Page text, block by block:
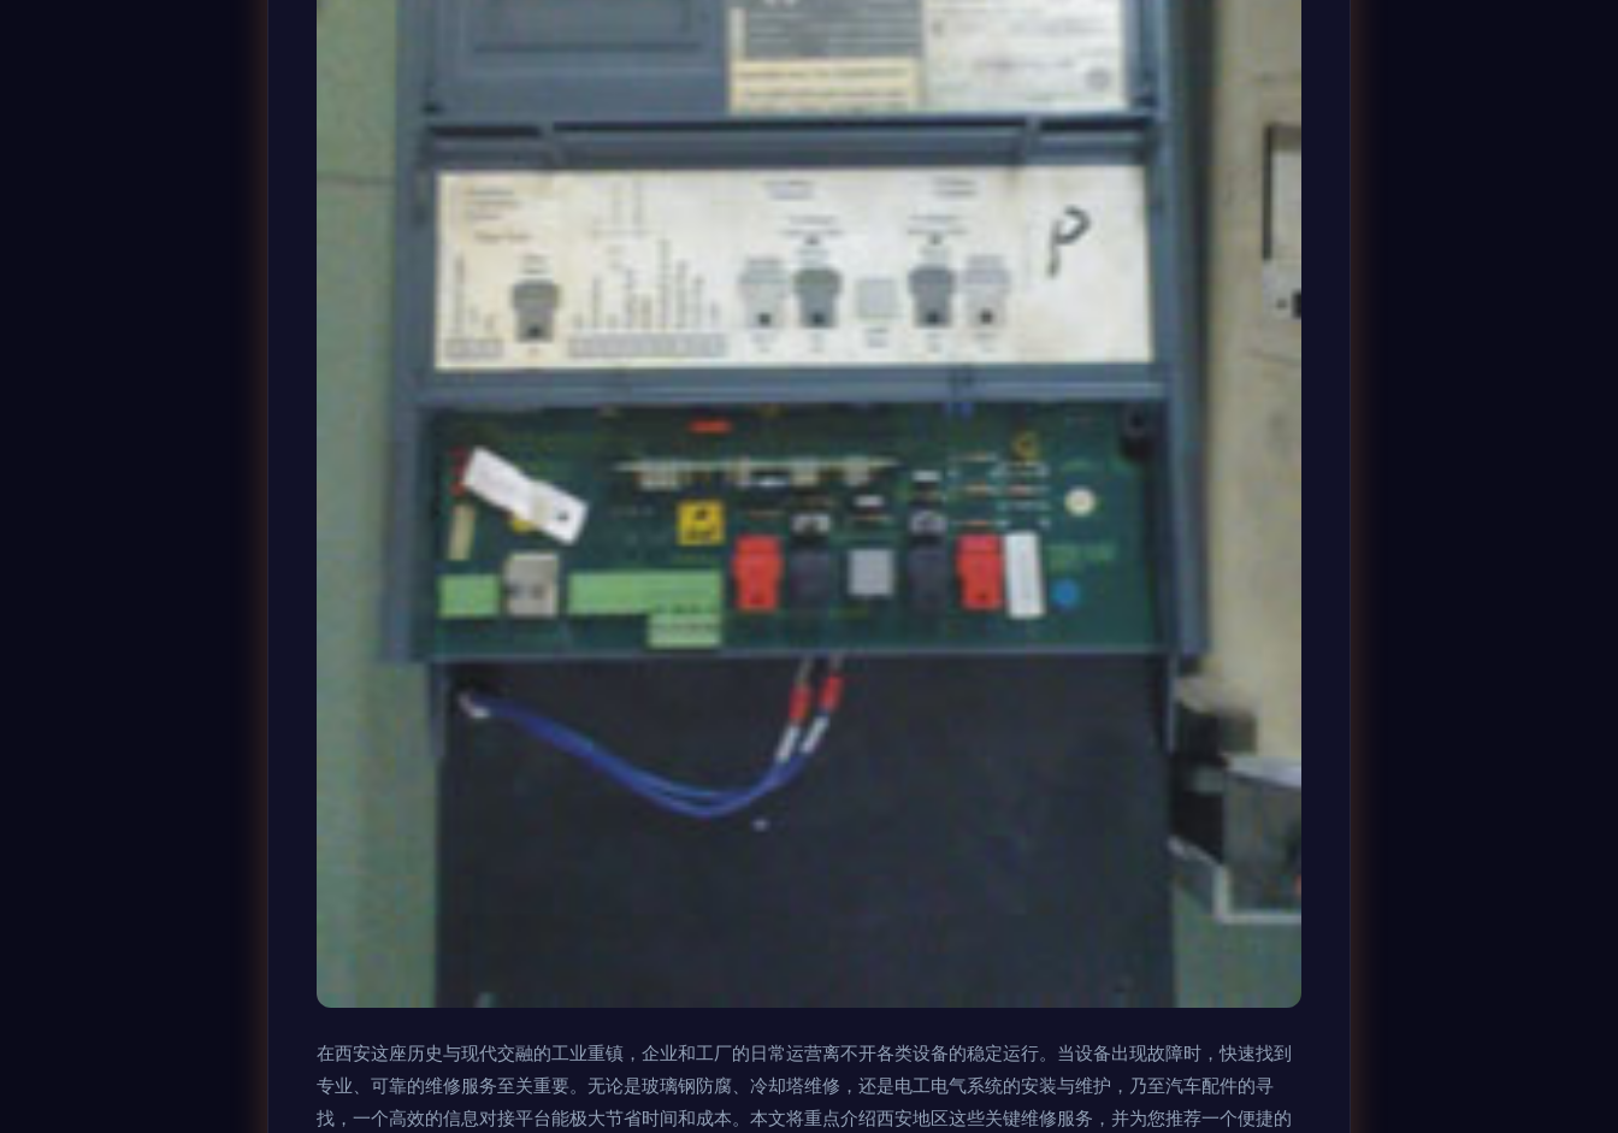
在西安这座历史与现代交融的工业重镇，企业和工厂的日常运营离不开各类设备的稳定运行。当设备出现故障时，快速找到
专业、可靠的维修服务至关重要。无论是玻璃钢防腐、冷却塔维修，还是电工电气系统的安装与维护，乃至汽车配件的寻
找，一个高效的信息对接平台能极大节省时间和成本。本文将重点介绍西安地区这些关键维修服务，并为您推荐一个便捷的